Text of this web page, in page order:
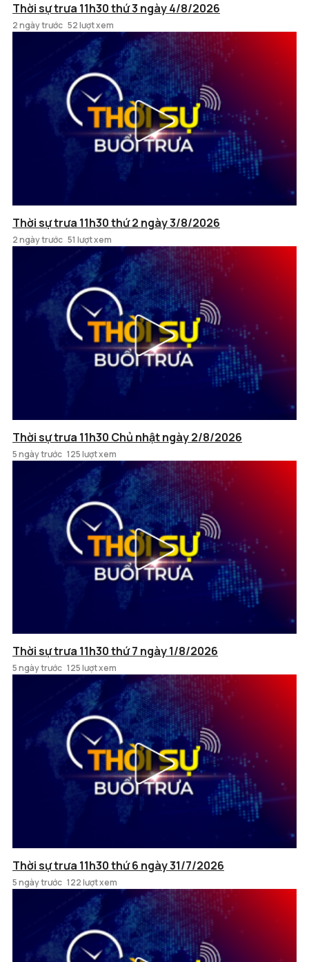
Thời sự trưa 11h30 thứ 3 ngày 4/8/2026
2 ngày trước 52 lượt xem
Thời sự trưa 11h30 thứ 2 ngày 3/8/2026
2 ngày trước 51 lượt xem
Thời sự trưa 11h30 Chủ nhật ngày 2/8/2026
5 ngày trước 125 lượt xem
Thời sự trưa 11h30 thứ 7 ngày 1/8/2026
5 ngày trước 125 lượt xem
Thời sự trưa 11h30 thứ 6 ngày 31/7/2026
5 ngày trước 122 lượt xem